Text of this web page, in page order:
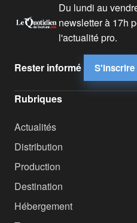
Du lundi au
newsletter à 17h
l'actualité pro.
Rester informé S'inscrire
Rubriques
Actualités
Distribution
Production
Destination
Hébergement